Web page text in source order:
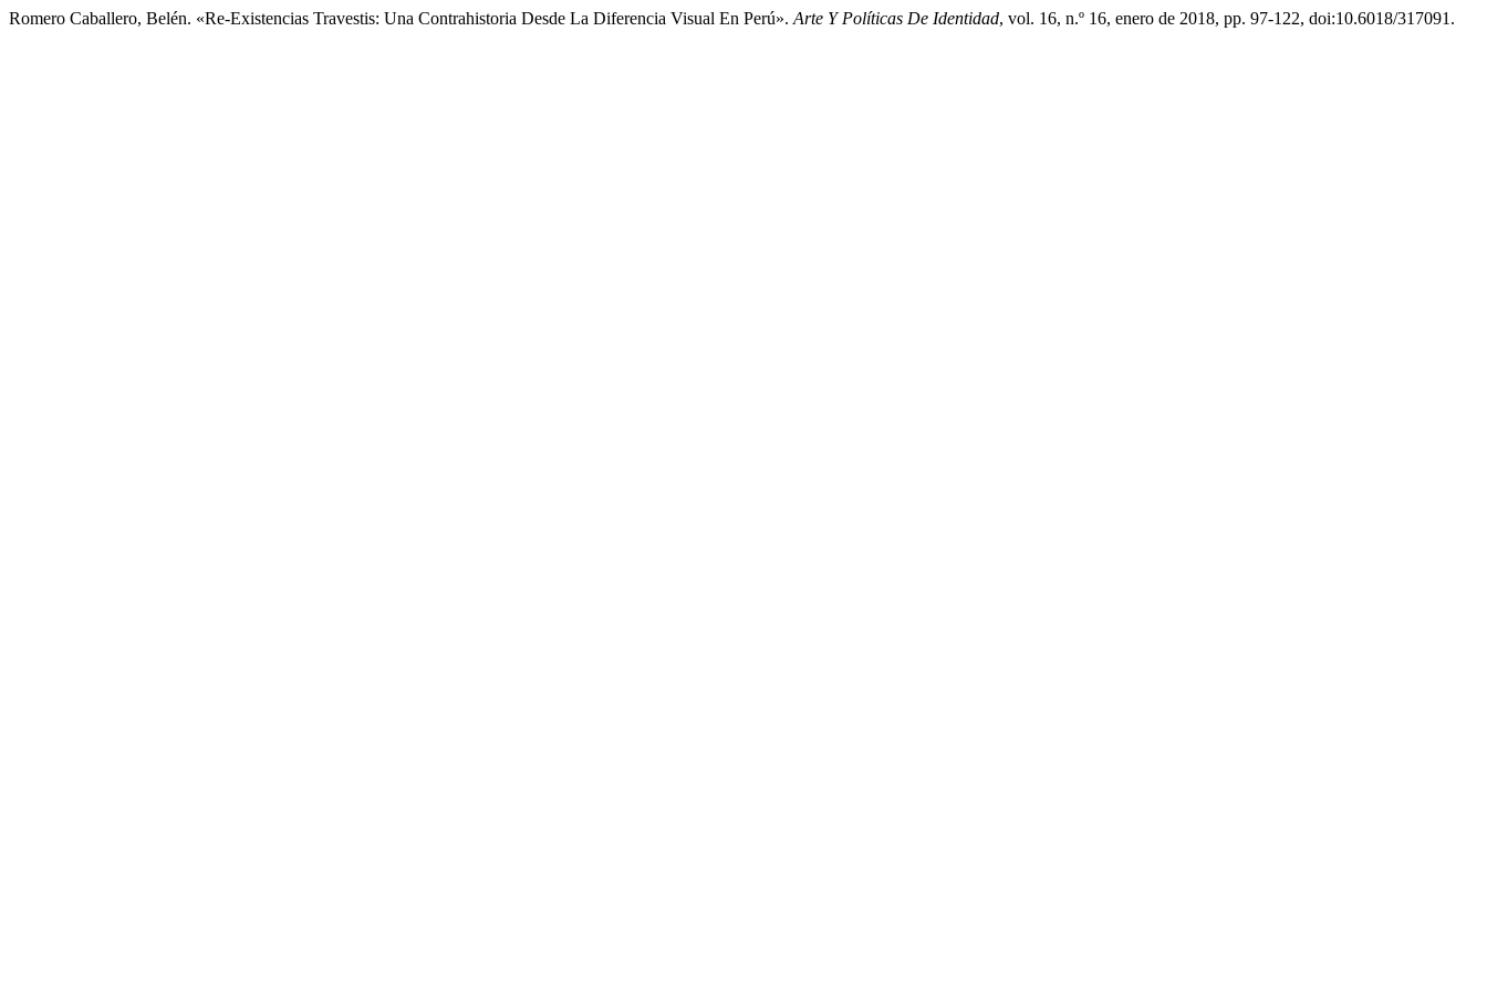
Romero Caballero, Belén. «Re-Existencias Travestis: Una Contrahistoria Desde La Diferencia Visual En Perú». Arte Y Políticas De Identidad, vol. 16, n.º 16, enero de 2018, pp. 97-122, doi:10.6018/317091.